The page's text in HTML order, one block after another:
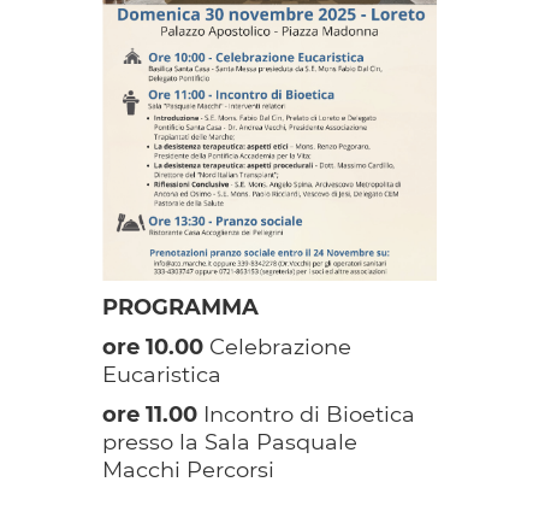
PROGRAMMA
ore 10.00 Celebrazione
Eucaristica
ore 11.00 Incontro di Bioetica
presso la Sala Pasquale
Macchi Percorsi